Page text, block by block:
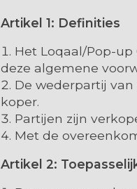
Artikel 1: Definities
Het Loqaal/Pop-up
deze algemene
De wederpartij
koper.
Partijen zijn
Met de
Artikel 2: